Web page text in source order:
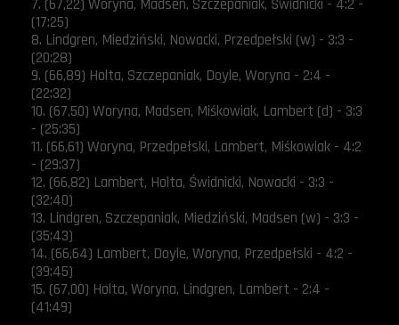
7. (67,22) Woryna, Madsen, Szczepaniak, Świdnicki - 4:2 -
(17:25)
8. Lindgren, Miedziński, Nowacki, Przedpełski (w) - 3:3 -
(20:28)
9. (66,89) Holta, Szczepaniak, Doyle, Woryna - 2:4 -
(22:32)
10. (67,50) Woryna, Madsen, Miśkowiak, Lambert (d) - 3:3
- (25:35)
11. (66,61) Woryna, Przedpełski, Lambert, Miśkowiak - 4:2
- (29:37)
12. (66,82) Lambert, Holta, Świdnicki, Nowacki - 3:3 -
(32:40)
13. Lindgren, Szczepaniak, Miedziński, Madsen (w) - 3:3 -
(35:43)
14. (66,64) Lambert, Doyle, Woryna, Przedpełski - 4:2 -
(39:45)
15. (67,00) Holta, Woryna, Lindgren, Lambert - 2:4 -
(41:49)